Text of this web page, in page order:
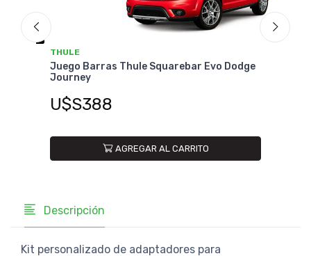
THULE
Juego Barras Thule Squarebar Evo Dodge
Journey
U$S388
AGREGAR AL CARRITO
Descripción
Kit personalizado de adaptadores para